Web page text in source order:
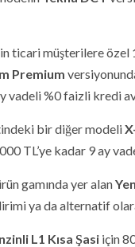
ticari müşterilere özel
Premium
vadeli %0 faizli kredi
bir diğer modeli
TL’ye kadar 9 ay
gamında yer alan
ya da alternatif
L1 Kısa Şasi için